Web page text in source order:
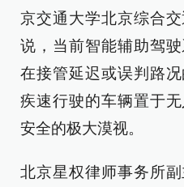
京交通大学北京综合
说，当前智能辅助驾
在接管延迟或误判路况
疾速行驶的车辆置于
安全的极大漠视。
北京星权律师事务所